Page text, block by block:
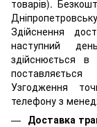
товарів).
Здійснення
наступний
здійснюється
Узгодження
телефону з
Доставка